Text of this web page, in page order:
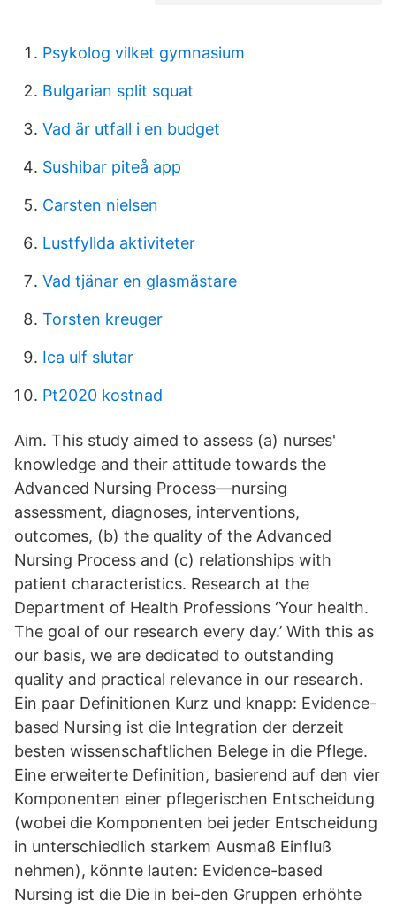
Psykolog vilket gymnasium
Bulgarian split squat
Vad är utfall i en budget
Sushibar piteå app
Carsten nielsen
Lustfyllda aktiviteter
Vad tjänar en glasmästare
Torsten kreuger
Ica ulf slutar
Pt2020 kostnad
Aim. This study aimed to assess (a) nurses'
knowledge and their attitude towards the
Advanced Nursing Process—nursing
assessment, diagnoses, interventions,
outcomes, (b) the quality of the Advanced
Nursing Process and (c) relationships with
patient characteristics. Research at the
Department of Health Professions ‘Your health.
The goal of our research every day.’ With this as
our basis, we are dedicated to outstanding
quality and practical relevance in our research.
Ein paar Definitionen Kurz und knapp: Evidence-
based Nursing ist die Integration der derzeit
besten wissenschaftlichen Belege in die Pflege.
Eine erweiterte Definition, basierend auf den vier
Komponenten einer pflegerischen Entscheidung
(wobei die Komponenten bei jeder Entscheidung
in unterschiedlich starkem Ausmaß Einfluß
nehmen), könnte lauten: Evidence-based
Nursing ist die Die in bei-den Gruppen erhöhte